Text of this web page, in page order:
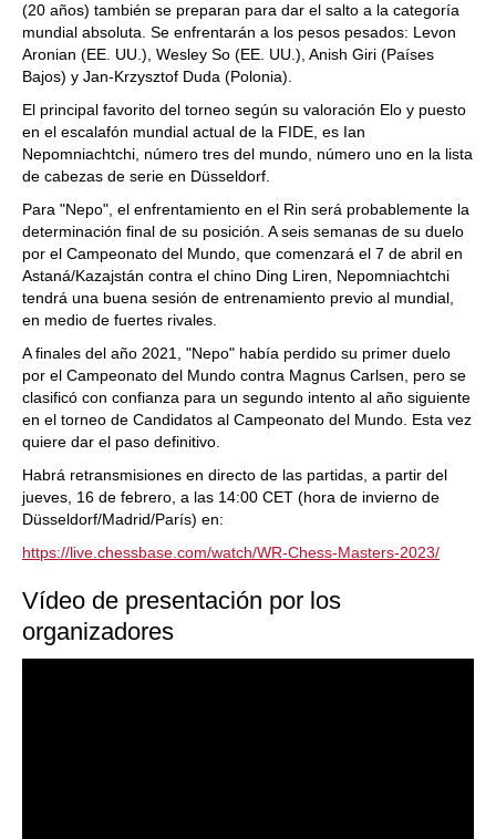
(20 años) también se preparan para dar el salto a la categoría
mundial absoluta. Se enfrentarán a los pesos pesados: Levon
Aronian (EE. UU.), Wesley So (EE. UU.), Anish Giri (Países
Bajos) y Jan-Krzysztof Duda (Polonia).
El principal favorito del torneo según su valoración Elo y puesto
en el escalafón mundial actual de la FIDE, es Ian
Nepomniachtchi, número tres del mundo, número uno en la lista
de cabezas de serie en Düsseldorf.
Para "Nepo", el enfrentamiento en el Rin será probablemente la
determinación final de su posición. A seis semanas de su duelo
por el Campeonato del Mundo, que comenzará el 7 de abril en
Astaná/Kazajstán contra el chino Ding Liren, Nepomniachtchi
tendrá una buena sesión de entrenamiento previo al mundial,
en medio de fuertes rivales.
A finales del año 2021, "Nepo" había perdido su primer duelo
por el Campeonato del Mundo contra Magnus Carlsen, pero se
clasificó con confianza para un segundo intento al año siguiente
en el torneo de Candidatos al Campeonato del Mundo. Esta vez
quiere dar el paso definitivo.
Habrá retransmisiones en directo de las partidas, a partir del
jueves, 16 de febrero, a las 14:00 CET (hora de invierno de
Düsseldorf/Madrid/París) en:
https://live.chessbase.com/watch/WR-Chess-Masters-2023/
Vídeo de presentación por los
organizadores